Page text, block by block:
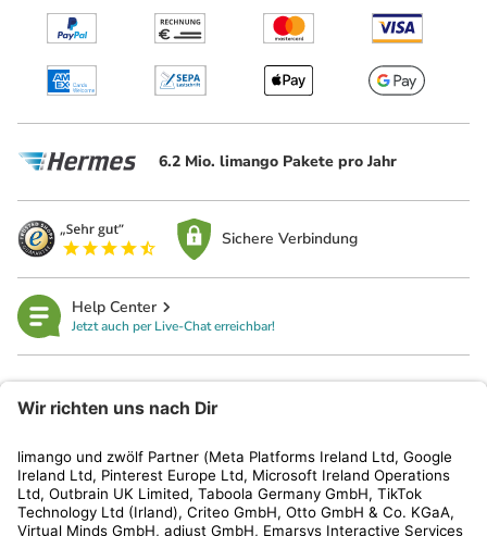
6.2 Mio. limango Pakete pro Jahr
Sichere Verbindung
Help Center
Jetzt auch per Live-Chat erreichbar!
Kundenservice